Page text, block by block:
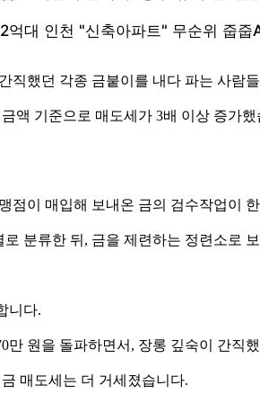
직했던 각종 금붙이를 내다 파는 사람
액 기준으로 매도세가 3배 이상 증가했
점이 매입해 보내온 금의 검수작업이
분류한 뒤, 금을 제련하는 정련소로
니다.
만 원을 돌파하면서, 장롱 깊숙이 간직
매도세는 더 거세졌습니다.